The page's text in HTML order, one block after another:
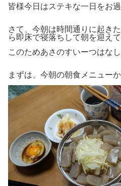
皆様今日はステキな一日をお
さて、今朝は時間通りに起き
ら即床で寝落ちして朝を迎え
このためあさのすいーつはなし
まずは、今朝の朝食メニュー